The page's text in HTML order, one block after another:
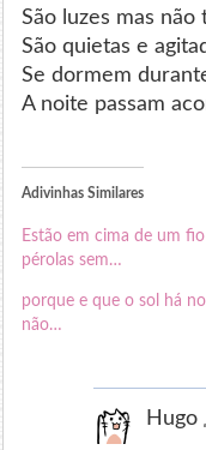
São luzes mas não
São quietas e
Se dormem
A noite passam
Adivinhas Similares
Estão em cima de um fio
pérolas sem…
porque e que o sol há
não…
Hugo